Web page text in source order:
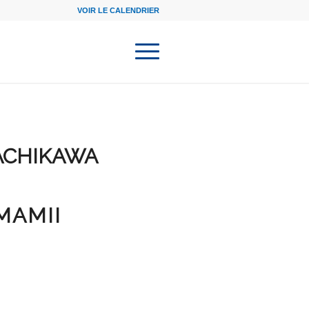
VOIR LE CALENDRIER